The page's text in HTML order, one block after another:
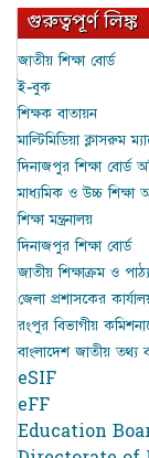
গুরুত্বপূর্ণ লিঙ্ক
জাতীয় শিক্ষা বোর্ড
ই-বুক
শিক্ষক বাতায়ন
মাল্টিমিডিয়া ক্লাসরুম
দিনাজপুর শিক্ষা বোর্ড
মাধ্যমিক ও উচ্চ শিক্ষা
শিক্ষা মন্ত্রনালয়
দিনাজপুর শিক্ষা বোর্ড
জাতীয় শিক্ষাক্রম ও
জেলা প্রশাসকের
রংপুর বিভাগীয়
বাংলাদেশ জাতীয় তথ্য
eSIF
eFF
Education